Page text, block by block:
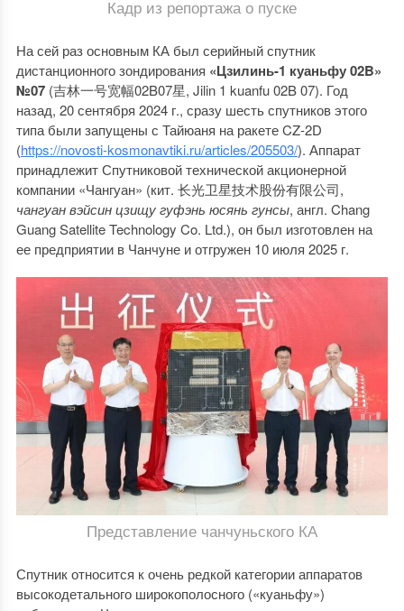
Кадр из репортажа о пуске
На сей раз основным КА был серийный спутник
дистанционного зондирования «Цзилинь-1 куаньфу 02B»
№07(吉林一号宽幅02B07星, Jilin 1 kuanfu 02B 07). Год
назад, 20 сентября 2024 г., сразу шесть спутников этого
типа были запущены с Тайюаня на ракете CZ-2D
(https://novosti-kosmonavtiki.ru/articles/205503/). Аппарат
принадлежит Спутниковой технической акционерной
компании «Чангуан» (кит. 长光卫星技术股份有限公司,
чангуан вэйсин цзищу гуфэнь юсянь гунсы, англ. Chang
Guang Satellite Technology Co. Ltd.), он был изготовлен на
ее предприятии в Чанчуне и отгружен 10 июля 2025 г.
Представление чанчуньского КА
Спутник относится к очень редкой категории аппаратов
высокодетального широкополосного («куаньфу»)